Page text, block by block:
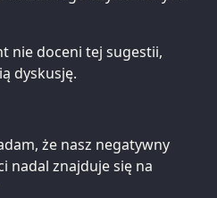
nie doceni tej sugestii,
dyskusję.
że nasz negatywny
nadal znajduje się na